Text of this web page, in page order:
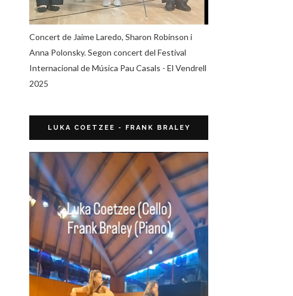
Concert de Jaime Laredo, Sharon Robinson i
Anna Polonsky. Segon concert del Festival
Internacional de Música Pau Casals - El Vendrell
2025
LUKA COETZEE - FRANK BRALEY